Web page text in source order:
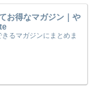
お得なマガジン｜や
るマガジンにまとめま